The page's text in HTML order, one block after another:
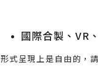
國際合製、VR
形式呈現上是自由的，